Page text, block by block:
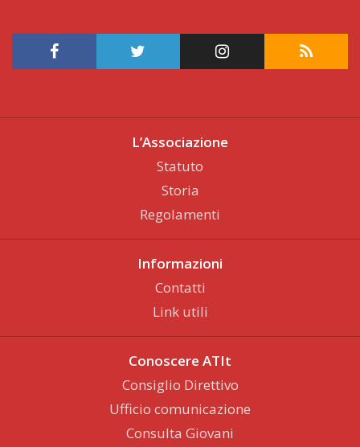
L’Associazione
Statuto
Storia
Regolamenti
Informazioni
Contatti
Link utili
Conoscere ATIt
Consiglio Direttivo
Ufficio comunicazione
Consulta Giovani